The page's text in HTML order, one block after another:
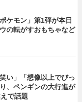
ケモン」第1弾が本日
の転がすおもちゃなど
い」「想像以上でびっ
、ペンギンの大行進が
で話題